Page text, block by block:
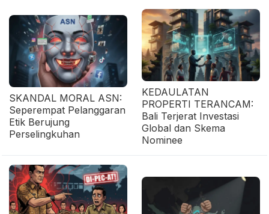
SKANDAL MORAL ASN:
Seperempat Pelanggaran
Etik Berujung
Perselingkuhan
KEDAULATAN
PROPERTI TERANCAM:
Bali Terjerat Investasi
Global dan Skema
Nominee